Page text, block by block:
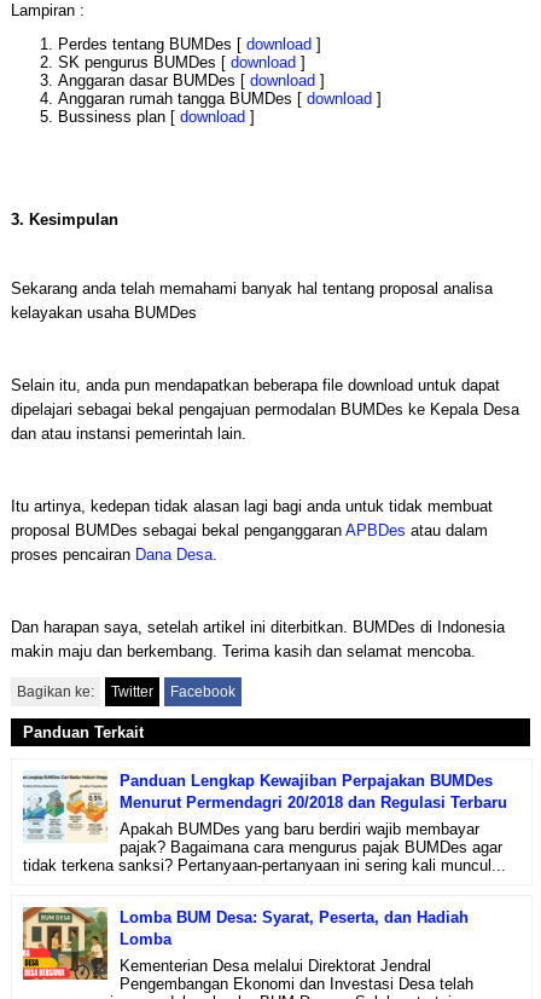
Lampiran :
Perdes tentang BUMDes [ download ]
SK pengurus BUMDes [ download ]
Anggaran dasar BUMDes [ download ]
Anggaran rumah tangga BUMDes [ download ]
Bussiness plan [ download ]
3. Kesimpulan
Sekarang anda telah memahami banyak hal tentang proposal analisa
kelayakan usaha BUMDes
Selain itu, anda pun mendapatkan beberapa file download untuk dapat
dipelajari sebagai bekal pengajuan permodalan BUMDes ke Kepala Desa
dan atau instansi pemerintah lain.
Itu artinya, kedepan tidak alasan lagi bagi anda untuk tidak membuat
proposal BUMDes sebagai bekal penganggaran APBDes atau dalam
proses pencairan Dana Desa.
Dan harapan saya, setelah artikel ini diterbitkan. BUMDes di Indonesia
makin maju dan berkembang. Terima kasih dan selamat mencoba.
Bagikan ke: Twitter Facebook
Panduan Terkait
Panduan Lengkap Kewajiban Perpajakan BUMDes
Menurut Permendagri 20/2018 dan Regulasi Terbaru
Apakah BUMDes yang baru berdiri wajib membayar
pajak? Bagaimana cara mengurus pajak BUMDes agar
tidak terkena sanksi? Pertanyaan-pertanyaan ini sering kali muncul...
Lomba BUM Desa: Syarat, Peserta, dan Hadiah
Lomba
Kementerian Desa melalui Direktorat Jendral
Pengembangan Ekonomi dan Investasi Desa telah